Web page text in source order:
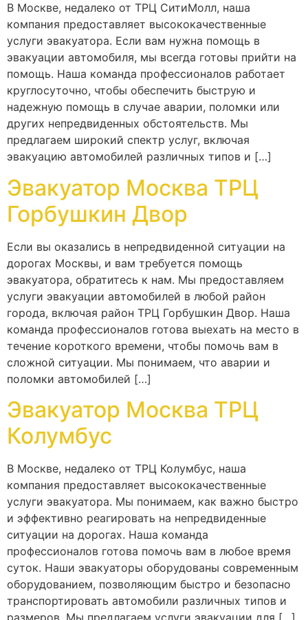
В Москве, недалеко от ТРЦ СитиМолл, наша
компания предоставляет высококачественные
услуги эвакуатора. Если вам нужна помощь в
эвакуации автомобиля, мы всегда готовы прийти на
помощь. Наша команда профессионалов работает
круглосуточно, чтобы обеспечить быструю и
надежную помощь в случае аварии, поломки или
других непредвиденных обстоятельств. Мы
предлагаем широкий спектр услуг, включая
эвакуацию автомобилей различных типов и […]
Эвакуатор Москва ТРЦ
Горбушкин Двор
Если вы оказались в непредвиденной ситуации на
дорогах Москвы, и вам требуется помощь
эвакуатора, обратитесь к нам. Мы предоставляем
услуги эвакуации автомобилей в любой район
города, включая район ТРЦ Горбушкин Двор. Наша
команда профессионалов готова выехать на место в
течение короткого времени, чтобы помочь вам в
сложной ситуации. Мы понимаем, что аварии и
поломки автомобилей […]
Эвакуатор Москва ТРЦ
Колумбус
В Москве, недалеко от ТРЦ Колумбус, наша
компания предоставляет высококачественные
услуги эвакуатора. Мы понимаем, как важно быстро
и эффективно реагировать на непредвиденные
ситуации на дорогах. Наша команда
профессионалов готова помочь вам в любое время
суток. Наши эвакуаторы оборудованы современным
оборудованием, позволяющим быстро и безопасно
транспортировать автомобили различных типов и